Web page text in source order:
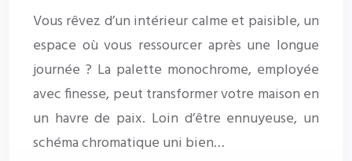
Vous rêvez d’un intérieur calme et paisible, un
espace où vous ressourcer après une longue
journée ? La palette monochrome, employée
avec finesse, peut transformer votre maison en
un havre de paix. Loin d’être ennuyeuse, un
schéma chromatique uni bien…